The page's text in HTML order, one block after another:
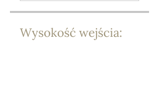
Wysokość wejścia: